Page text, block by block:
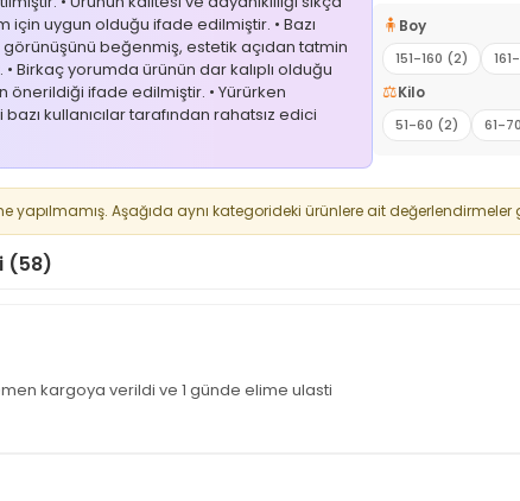
için uygun olduğu ifade edilmiştir. • Bazı
görünüşünü beğenmiş, estetik açıdan tatmin
Birkaç yorumda ürünün dar kalıplı olduğu
önerildiği ifade edilmiştir. • Yürürken
kullanıcılar tarafından rahatsız edici
🧍 Boy
151-160 (2)
⚖️Kilo
51-60 (2)
61-
yapılmamış. Aşağıda aynı kategorideki ürünlere ait değerlendirmeler
(58)
kargoya verildi ve 1 günde elime ulasti